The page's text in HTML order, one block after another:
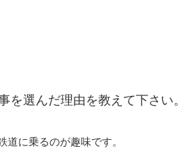
を選んだ理由を教えて下さい。
に乗るのが趣味です。